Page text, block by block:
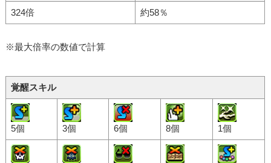
324倍 約58％
※最大倍率の数値で計算
覚醒スキル
5個 3個 6個 8個 1個